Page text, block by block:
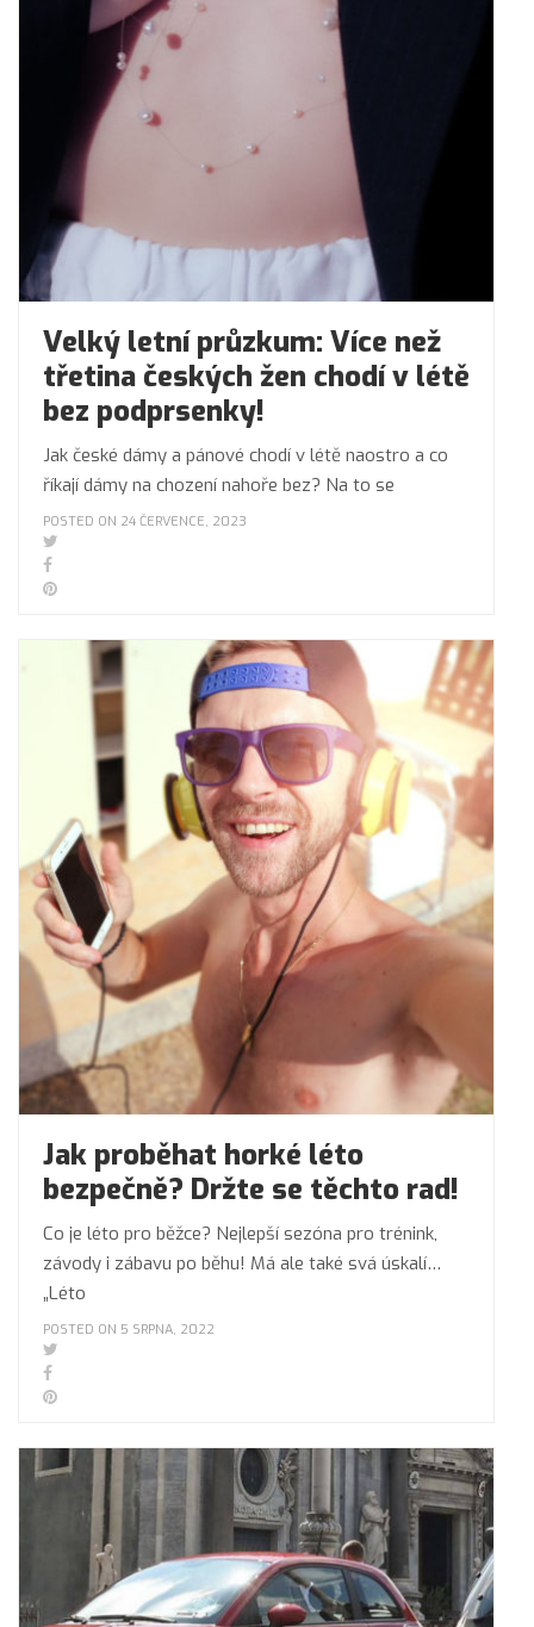
Velký letní průzkum: Více než
třetina českých žen chodí v létě
bez podprsenky!
Jak české dámy a pánové chodí v létě naostro a co
říkají dámy na chození nahoře bez? Na to se
POSTED ON 24 ČERVENCE, 2023
Jak proběhat horké léto
bezpečně? Držte se těchto rad!
Co je léto pro běžce? Nejlepší sezóna pro trénink,
závody i zábavu po běhu! Má ale také svá úskalí…
„Léto
POSTED ON 5 SRPNA, 2022